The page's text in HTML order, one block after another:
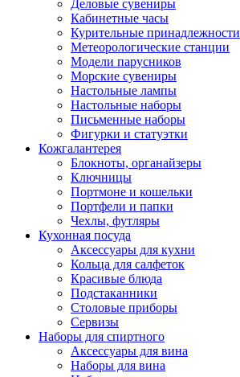
Деловые сувениры
Кабинетные часы
Курительные принадлежности
Метеорологические станции
Модели парусников
Морские сувениры
Настольные лампы
Настольные наборы
Письменные наборы
Фигурки и статуэтки
Кожгалантерея
Блокноты, органайзеры
Ключницы
Портмоне и кошельки
Портфели и папки
Чехлы, футляры
Кухонная посуда
Аксессуары для кухни
Кольца для салфеток
Красивые блюда
Подстаканники
Столовые приборы
Cервизы
Наборы для спиртного
Аксессуары для вина
Наборы для вина